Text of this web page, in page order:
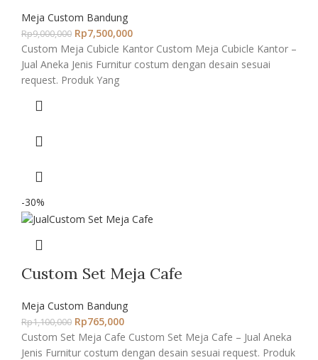
Meja Custom Bandung
Rp9,000,000 Rp7,500,000
Custom Meja Cubicle Kantor Custom Meja Cubicle Kantor –
Jual Aneka Jenis Furnitur costum dengan desain sesuai
request. Produk Yang
-30%
Custom Set Meja Cafe
Meja Custom Bandung
Rp1,100,000 Rp765,000
Custom Set Meja Cafe Custom Set Meja Cafe – Jual Aneka
Jenis Furnitur costum dengan desain sesuai request. Produk